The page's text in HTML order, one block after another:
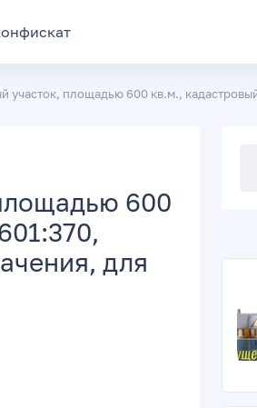
участок, площадью 600 кв.м.,
600
для